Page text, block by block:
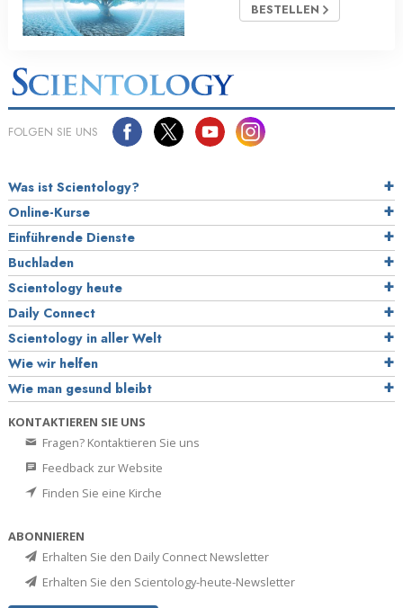
BESTELLEN
FOLGEN SIE UNS
Was ist Scientology?
Online-Kurse
Einführende Dienste
Buchladen
Scientology heute
Daily Connect
Scientology in aller Welt
Wie wir helfen
Wie man gesund bleibt
KONTAKTIEREN SIE UNS
Fragen? Kontaktieren Sie uns
Feedback zur Website
Finden Sie eine Kirche
ABONNIEREN
Erhalten Sie den Daily Connect Newsletter
Erhalten Sie den Scientology-heute-Newsletter